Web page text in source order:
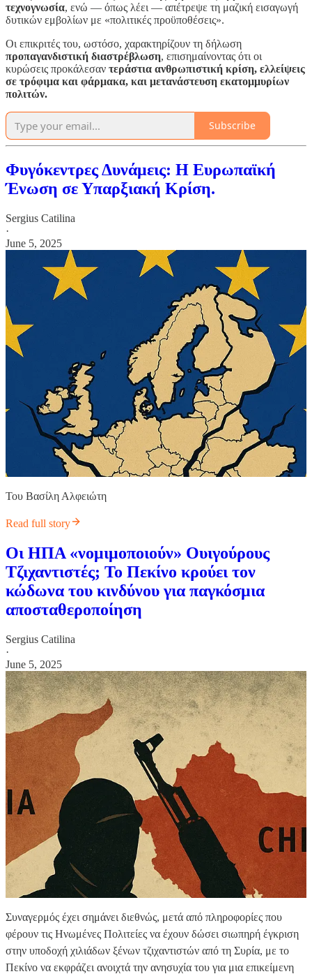
τεχνογνωσία, ενώ — όπως λέει — απέτρεψε τη μαζική εισαγωγή
δυτικών εμβολίων με «πολιτικές προϋποθέσεις».
Οι επικριτές του, ωστόσο, χαρακτηρίζουν τη δήλωση
προπαγανδιστική διαστρέβλωση, επισημαίνοντας ότι οι
κυρώσεις προκάλεσαν τεράστια ανθρωπιστική κρίση, ελλείψεις
σε τρόφιμα και φάρμακα, και μετανάστευση εκατομμυρίων
πολιτών.
Subscribe
Φυγόκεντρες Δυνάμεις: Η Ευρωπαϊκή
Ένωση σε Υπαρξιακή Κρίση.
Sergius Catilina
·
June 5, 2025
Του Βασίλη Αλφειώτη
Read full story
Οι ΗΠΑ «νομιμοποιούν» Ουιγούρους
Τζιχαντιστές; Το Πεκίνο κρούει τον
κώδωνα του κινδύνου για παγκόσμια
αποσταθεροποίηση
Sergius Catilina
·
June 5, 2025
Συναγερμός έχει σημάνει διεθνώς, μετά από πληροφορίες που
φέρουν τις Ηνωμένες Πολιτείες να έχουν δώσει σιωπηρή έγκριση
στην υποδοχή χιλιάδων ξένων τζιχαντιστών από τη Συρία, με το
Πεκίνο να εκφράζει ανοιχτά την ανησυχία του για μια επικείμενη